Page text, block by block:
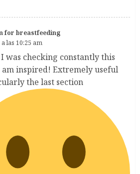
for breastfeeding
las 10:25 am
was checking constantly this
inspired! Extremely useful
the last section